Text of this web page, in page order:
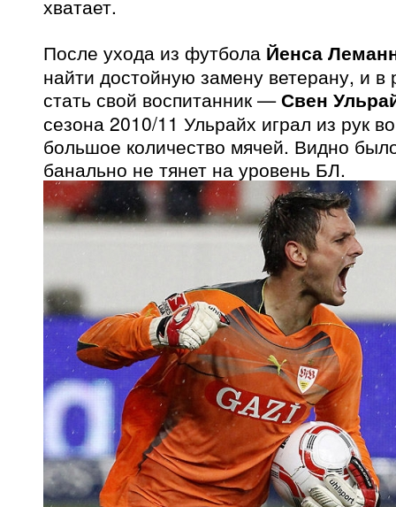
хватает.
После ухода из футбола Йенса
найти достойную замену ветерану, и
стать свой воспитанник —Свен
сезона 2010/11 Ульрайх играл из рук
большое количество мячей. Видно
банально не тянет на уровень БЛ.